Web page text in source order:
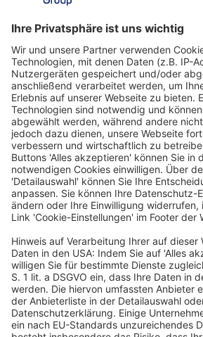
24./25. November 2026
Rheingoldhalle
Mainz
Veranstalter
dfv Conference Group GmbH
Mainzer Landstraße 251
60326 Frankfurt